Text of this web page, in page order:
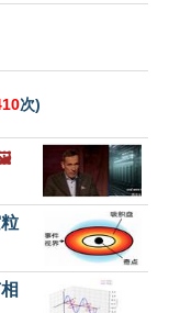
次)